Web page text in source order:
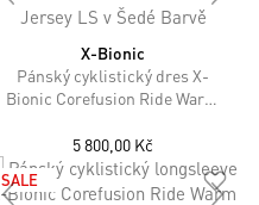
X-Bionic
Pánský cyklistický dres X-
Bionic Corefusion Ride Warm
5 800,00 Kč
SALE